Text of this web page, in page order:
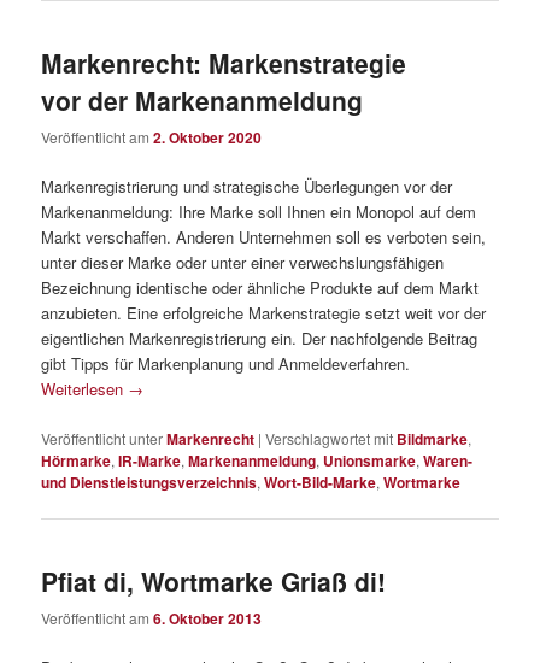
Markenrecht: Markenstrategie
vor der Markenanmeldung
Veröffentlicht am2. Oktober 2020
Markenregistrierung und strategische Überlegungen vor der
Markenanmeldung: Ihre Marke soll Ihnen ein Monopol auf dem
Markt verschaffen. Anderen Unternehmen soll es verboten sein,
unter dieser Marke oder unter einer verwechslungsfähigen
Bezeichnung identische oder ähnliche Produkte auf dem Markt
anzubieten. Eine erfolgreiche Markenstrategie setzt weit vor der
eigentlichen Markenregistrierung ein. Der nachfolgende Beitrag
gibt Tipps für Markenplanung und Anmeldeverfahren.
Weiterlesen →
Veröffentlicht unterMarkenrecht |Verschlagwortet mit Bildmarke,
Hörmarke,IR-Marke,Markenanmeldung, Unionsmarke,Waren-
und Dienstleistungsverzeichnis,Wort-Bild-Marke,Wortmarke
Pfiat di, Wortmarke Griaß di!
Veröffentlicht am6. Oktober 2013